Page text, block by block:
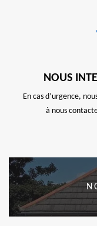
NOUS
En cas d’urgence,
à nous